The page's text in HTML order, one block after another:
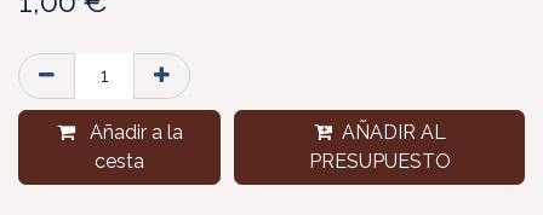
Añadir a la
cesta
AÑADIR AL
PRESUPUESTO